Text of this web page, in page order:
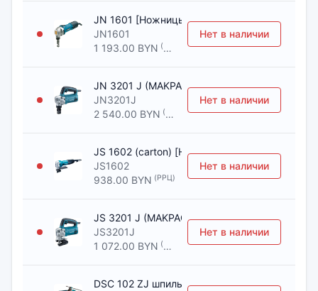
JN 1601 [Ножницы вырубные MAKITA]
JN1601
1 193.00 BYN (РРЦ)
Нет в наличии
JN 3201 J (MAKPAC-2) [Ножницы вырубные
JN3201J
2 540.00 BYN (РРЦ)
Нет в наличии
JS 1602 (carton) [Ножницы листовые MAKITA]
JS1602
938.00 BYN (РРЦ)
Нет в наличии
JS 3201 J (MAKPAC-2) [Ножницы листовые
JS3201J
1 072.00 BYN (РРЦ)
Нет в наличии
DSC 102 ZJ шпилькорез в кейсе, [Ножницы